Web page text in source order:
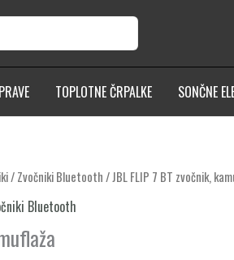
TOPLOTNE ČRPALKE SONČNE
/Zvočniki Bluetooth/ JBL FLIP 7 BT zvočnik,
Bluetooth